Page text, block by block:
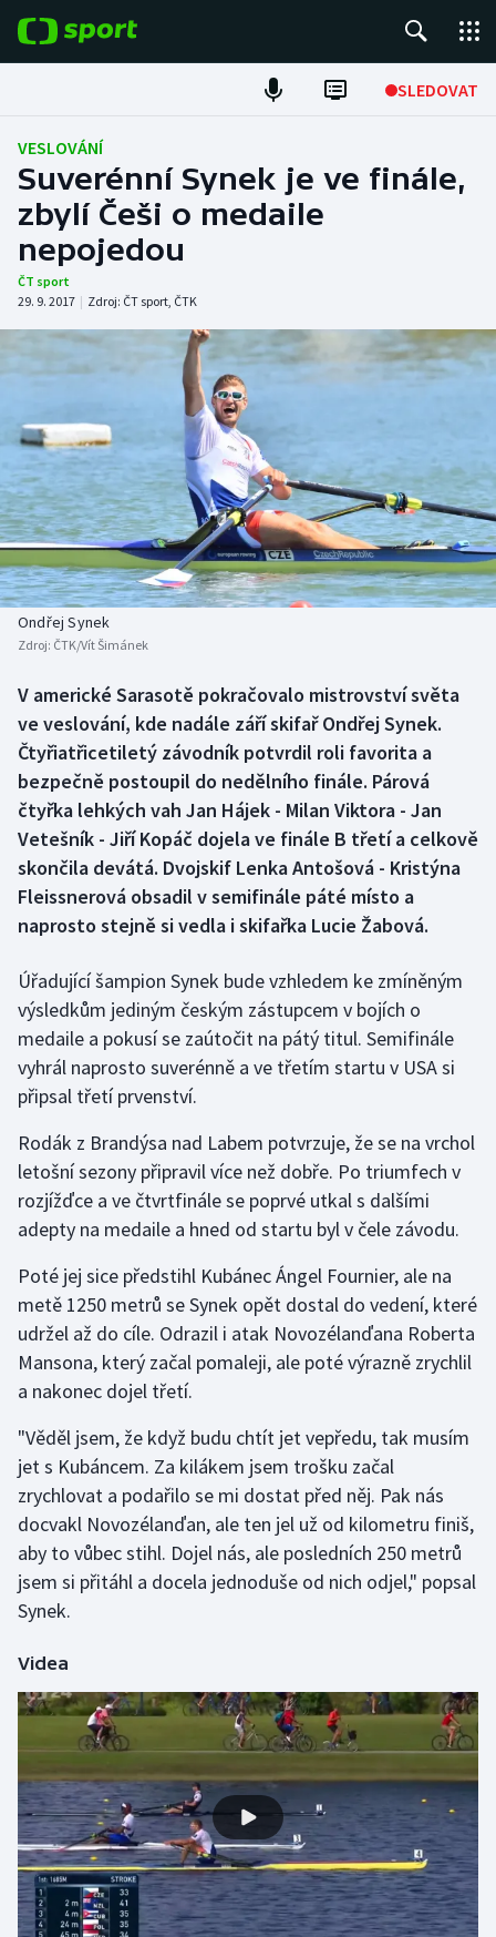
SLEDOVAT
Fotbal
Hokej
Tenis
Atletika
Americký fotbal
Baseball a softbal
Basketbal
Biatlon
Box
Curling
Dostihy
Florbal
Futsal
Golf
Gymnastika
Házená
Jezdectví
Judo
Lezení
Lyže a snowboard
Motorsport
Olympijské hry
Parasport
Ragby
Rychlobruslení
Rychlostní kanoistika
Short track
NEPŘEHLÉDNĚTE
Soutěže
Historické návraty
Aplikace ČT sport
VESLOVÁNÍ
Suverénní Synek je ve finále,
zbylí Češi o medaile
nepojedou
ČT sport
29. 9. 2017 | Zdroj: ČT sport, ČTK
Ondřej Synek
Zdroj: ČTK/Vít Šimánek
V americké Sarasotě pokračovalo mistrovství světa
ve veslování, kde nadále září skifař Ondřej Synek.
Čtyřiatřicetiletý závodník potvrdil roli favorita a
bezpečně postoupil do nedělního finále. Párová
čtyřka lehkých vah Jan Hájek - Milan Viktora - Jan
Vetešník - Jiří Kopáč dojela ve finále B třetí a celkově
skončila devátá. Dvojskif Lenka Antošová - Kristýna
Fleissnerová obsadil v semifinále páté místo a
naprosto stejně si vedla i skifařka Lucie Žabová.
Úřadující šampion Synek bude vzhledem ke zmíněným
výsledkům jediným českým zástupcem v bojích o
medaile a pokusí se zaútočit na pátý titul. Semifinále
vyhrál naprosto suverénně a ve třetím startu v USA si
připsal třetí prvenství.
Rodák z Brandýsa nad Labem potvrzuje, že se na vrchol
letošní sezony připravil více než dobře. Po triumfech v
rozjížďce a ve čtvrtfinále se poprvé utkal s dalšími
adepty na medaile a hned od startu byl v čele závodu.
Poté jej sice předstihl Kubánec Ángel Fournier, ale na
metě 1250 metrů se Synek opět dostal do vedení, které
udržel až do cíle. Odrazil i atak Novozélanďana Roberta
Mansona, který začal pomaleji, ale poté výrazně zrychlil
a nakonec dojel třetí.
"Věděl jsem, že když budu chtít jet vepředu, tak musím
jet s Kubáncem. Za kilákem jsem trošku začal
zrychlovat a podařilo se mi dostat před něj. Pak nás
docvakl Novozélanďan, ale ten jel už od kilometru finiš,
aby to vůbec stihl. Dojel nás, ale posledních 250 metrů
jsem si přitáhl a docela jednoduše od nich odjel," popsal
Synek.
Videa